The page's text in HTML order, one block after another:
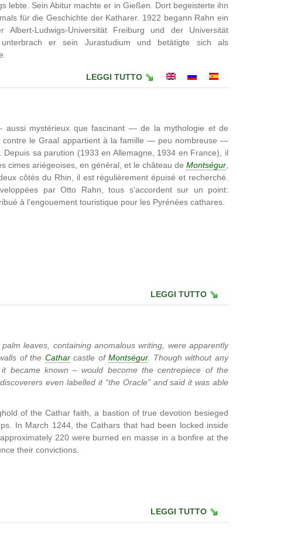
lebte. Sein Abitur machte er in Gießen. Dort begeisterte ihn
für die Geschichte der Katharer. 1922 begann Rahn ein
Ludwigs-Universität Freiburg und der Universität
er sein Jurastudium und betätigte sich als
LEGGI TUTTO
mystérieux que fascinant — de la mythologie et de
contre le Graal appartient à la famille — peu nombreuse —
sa parution (1933 en Allemagne, 1934 en France), il
cimes ariégeoises, en général, et le château de Montségur
côtés du Rhin, il est régulièrement épuisé et recherché.
par Otto Rahn, tous s’accordent sur un point:
à l’engouement touristique pour les Pyrénées cathares.
LEGGI TUTTO
leaves, containing anomalous writing, were apparently
of the Catharcastle ofMontségur. Though without any
became known – would become the centrepiece of the
even labelled it “the Oracle” and said it was able
of the Cathar faith, a bastion of true devotion besieged
In March 1244, the Cathars that had been locked inside
220 were burned en masse in a bonfire at the
their convictions.
LEGGI TUTTO